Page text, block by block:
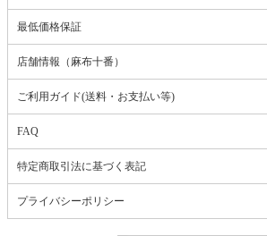
最低価格保証
店舗情報（麻布十番）
ご利用ガイド(送料・お支払い等)
FAQ
特定商取引法に基づく表記
プライバシーポリシー